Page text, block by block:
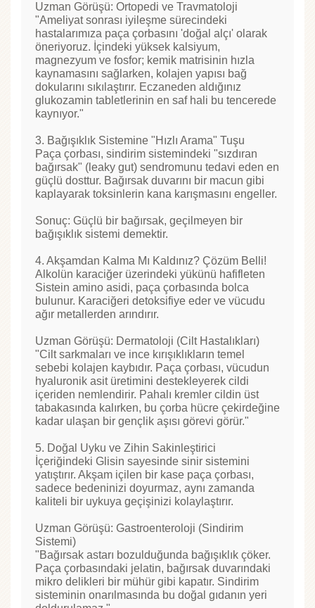
Uzman Görüşü: Ortopedi ve Travmatoloji
"Ameliyat sonrası iyileşme sürecindeki
hastalarımıza paça çorbasını 'doğal alçı' olarak
öneriyoruz. İçindeki yüksek kalsiyum,
magnezyum ve fosfor; kemik matrisinin hızla
kaynamasını sağlarken, kolajen yapısı bağ
dokularını sıkılaştırır. Eczaneden aldığınız
glukozamin tabletlerinin en saf hali bu tencerede
kaynıyor."
3. Bağışıklık Sistemine "Hızlı Arama" Tuşu
Paça çorbası, sindirim sistemindeki "sızdıran
bağırsak" (leaky gut) sendromunu tedavi eden en
güçlü dosttur. Bağırsak duvarını bir macun gibi
kaplayarak toksinlerin kana karışmasını engeller.
Sonuç: Güçlü bir bağırsak, geçilmeyen bir
bağışıklık sistemi demektir.
4. Akşamdan Kalma Mı Kaldınız? Çözüm Belli!
Alkolün karaciğer üzerindeki yükünü hafifleten
Sistein amino asidi, paça çorbasında bolca
bulunur. Karaciğeri detoksifiye eder ve vücudu
ağır metallerden arındırır.
Uzman Görüşü: Dermatoloji (Cilt Hastalıkları)
"Cilt sarkmaları ve ince kırışıklıkların temel
sebebi kolajen kaybıdır. Paça çorbası, vücudun
hyaluronik asit üretimini destekleyerek cildi
içeriden nemlendirir. Pahalı kremler cildin üst
tabakasında kalırken, bu çorba hücre çekirdeğine
kadar ulaşan bir gençlik aşısı görevi görür."
5. Doğal Uyku ve Zihin Sakinleştirici
İçeriğindeki Glisin sayesinde sinir sistemini
yatıştırır. Akşam içilen bir kase paça çorbası,
sadece bedeninizi doyurmaz, aynı zamanda
kaliteli bir uykuya geçişinizi kolaylaştırır.
Uzman Görüşü: Gastroenteroloji (Sindirim
Sistemi)
"Bağırsak astarı bozulduğunda bağışıklık çöker.
Paça çorbasındaki jelatin, bağırsak duvarındaki
mikro delikleri bir mühür gibi kapatır. Sindirim
sisteminin onarılmasında bu doğal gıdanın yeri